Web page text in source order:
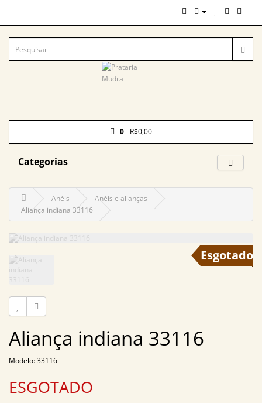
0- R$0,00
Categorias
Anéis
Anéis e alianças
Aliança indiana 33116
Aliança indiana 33116
Modelo: 33116
ESGOTADO